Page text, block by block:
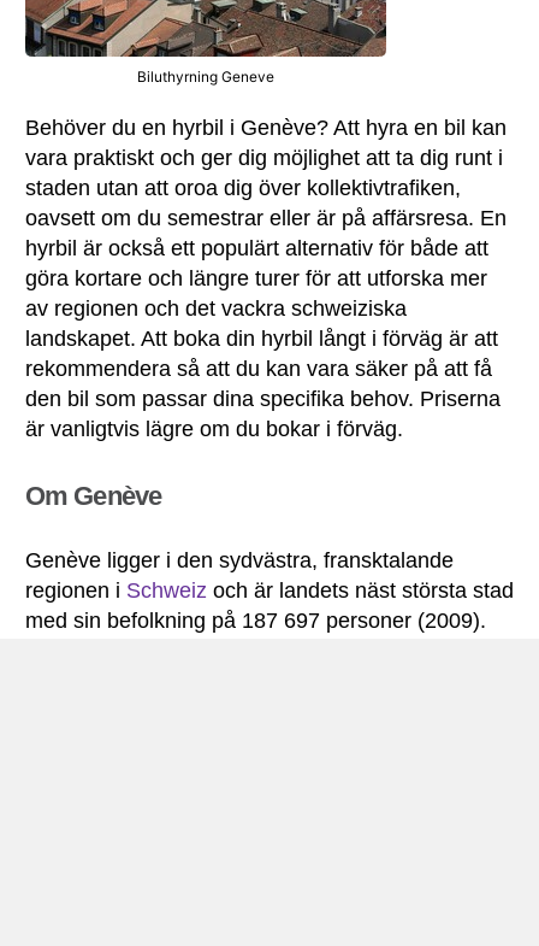
Biluthyrning Geneve
Behöver du en hyrbil i Genève? Att hyra en bil kan
vara praktiskt och ger dig möjlighet att ta dig runt i
staden utan att oroa dig över kollektivtrafiken,
oavsett om du semestrar eller är på affärsresa. En
hyrbil är också ett populärt alternativ för både att
göra kortare och längre turer för att utforska mer
av regionen och det vackra schweiziska
landskapet. Att boka din hyrbil långt i förväg är att
rekommendera så att du kan vara säker på att få
den bil som passar dina specifika behov. Priserna
är vanligtvis lägre om du bokar i förväg.
Om Genève
Genève ligger i den sydvästra, fransktalande
regionen i Schweiz och är landets näst största stad
med sin befolkning på 187 697 personer (2009).